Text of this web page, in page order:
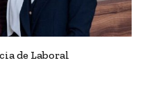
de Laboral